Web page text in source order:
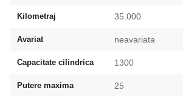
Kilometraj 35.000
Avariat neavariata
Capacitate cilindrica 1300
Putere maxima 25